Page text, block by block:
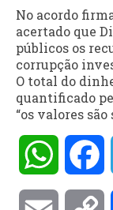
No acordo
acertado que
públicos os
corrupção
O total do
quantificado
“os valores